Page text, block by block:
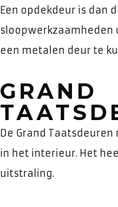
Een opdekdeur is dan
sloopwerkzaamheden
een metalen deur te
GRAND
De Grand
in het interieur. Het
uitstraling.